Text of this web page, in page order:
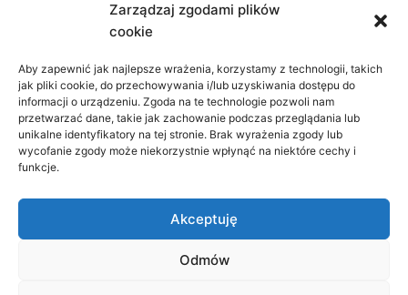
Zarządzaj zgodami plików
cookie
Aby zapewnić jak najlepsze wrażenia, korzystamy z technologii, takich
jak pliki cookie, do przechowywania i/lub uzyskiwania dostępu do
informacji o urządzeniu. Zgoda na te technologie pozwoli nam
przetwarzać dane, takie jak zachowanie podczas przeglądania lub
unikalne identyfikatory na tej stronie. Brak wyrażenia zgody lub
wycofanie zgody może niekorzystnie wpłynąć na niektóre cechy i
funkcje.
Akceptuję
Odmów
POZNAJ LEPIEJ NASZ REGION
>Gołdap Mazurski Zdrój